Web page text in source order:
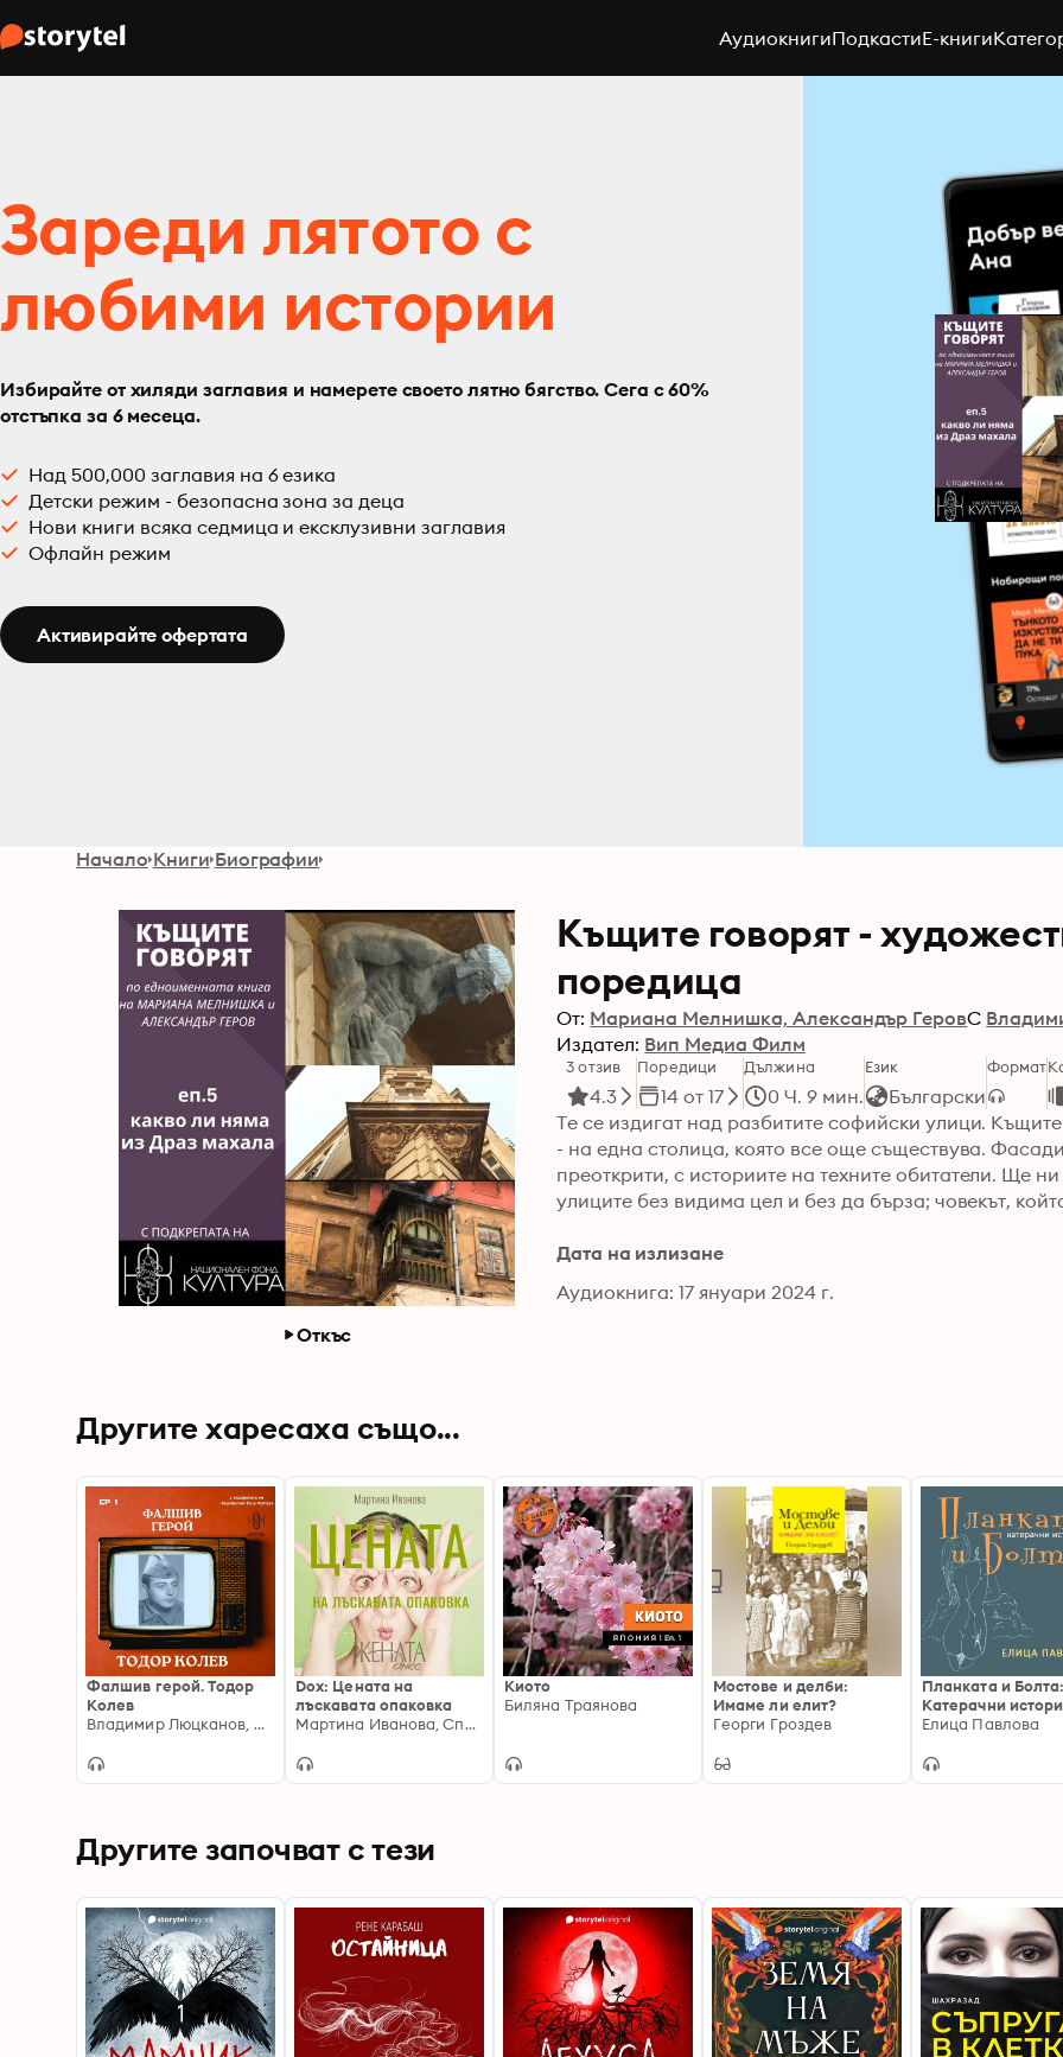
АудиокнигиПодкастиE-книги
Зареди лятото с
любими истории
Избирайте от хиляди заглавия и намерете своето лятно бягство. Сега с 60%
отстъпка за 6 месеца.
Над 500,000 заглавия на 6 езика
Детски режим - безопасна зона за деца
Нови книги всяка седмица и ексклузивни заглавия
Офлайн режим
Активирайте офертата
Начало Книги Биографии
Откъс
Къщите говорят -
поредица
От: Мариана Мелнишка, Александър ГеровС
Издател: Вип Медиа Филм
3 отзив
4.3
Поредици
14 от 17
Дължина
0 Ч. 9 мин.
Език
Български
Формат
Те се издигат над разбитите софийски улици.
- на една столица, която все още съществува.
преоткрити, с историите на техните обитатели. Ще
улиците без видима цел и без да бърза; човекът,
Дата на излизане
Аудиокнига: 17 януари 2024 г.
Другите харесаха също...
Фалшив герой. Тодор
Колев
Владимир Люцканов, Антоанета Бачурова
Dox: Цената на
лъскавата опаковка
Мартина Иванова, Списание "Жената днес"
Киото
Биляна Траянова
Мостове и делби:
Имаме ли елит?
Георги Гроздев
Планката и Болта:
Катерачни
Елица Павлова
Другите започват с тези